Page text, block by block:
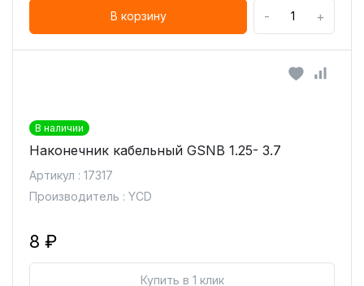
В корзину - +
В наличии
Наконечник кабельный GSNB 1.25- 3.7
Артикул : 17317
Производитель : YCD
8 ₽
Купить в 1 клик